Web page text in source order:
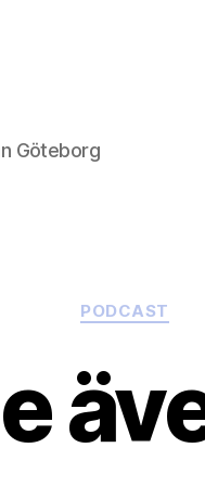
Göteborg
Kategorier
PODCAST